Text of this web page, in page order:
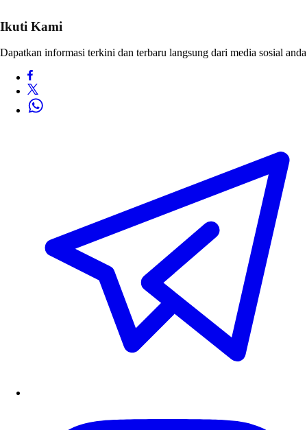
Ikuti Kami
Dapatkan informasi terkini dan terbaru langsung dari media sosial anda